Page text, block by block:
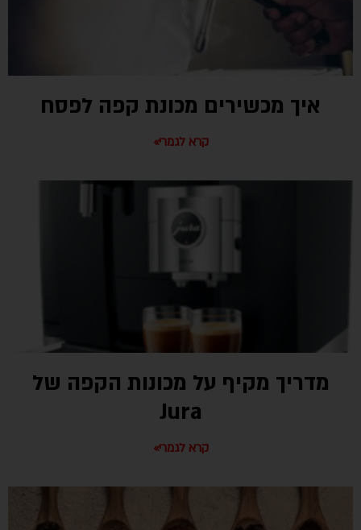
איך מכשירים מכונת קפה לפסח
קרא לגמרי»
מדריך מקיף על מכונות הקפה של
Jura
קרא לגמרי»